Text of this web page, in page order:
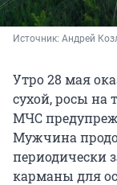
Источник: Андрей
Утро 28 мая
сухой, росы на
МЧС
Мужчина
периодически
карманы для